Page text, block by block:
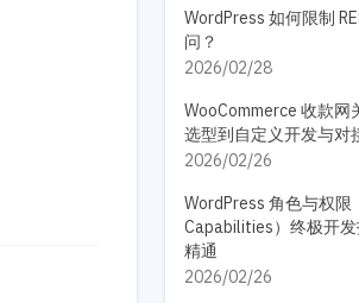
WordPress 如何限制
问？
2026/02/28
WooCommerce 收款网
选型到自定义开发与对
2026/02/26
WordPress 角色与权限
Capabilities）终极开
精通
2026/02/26